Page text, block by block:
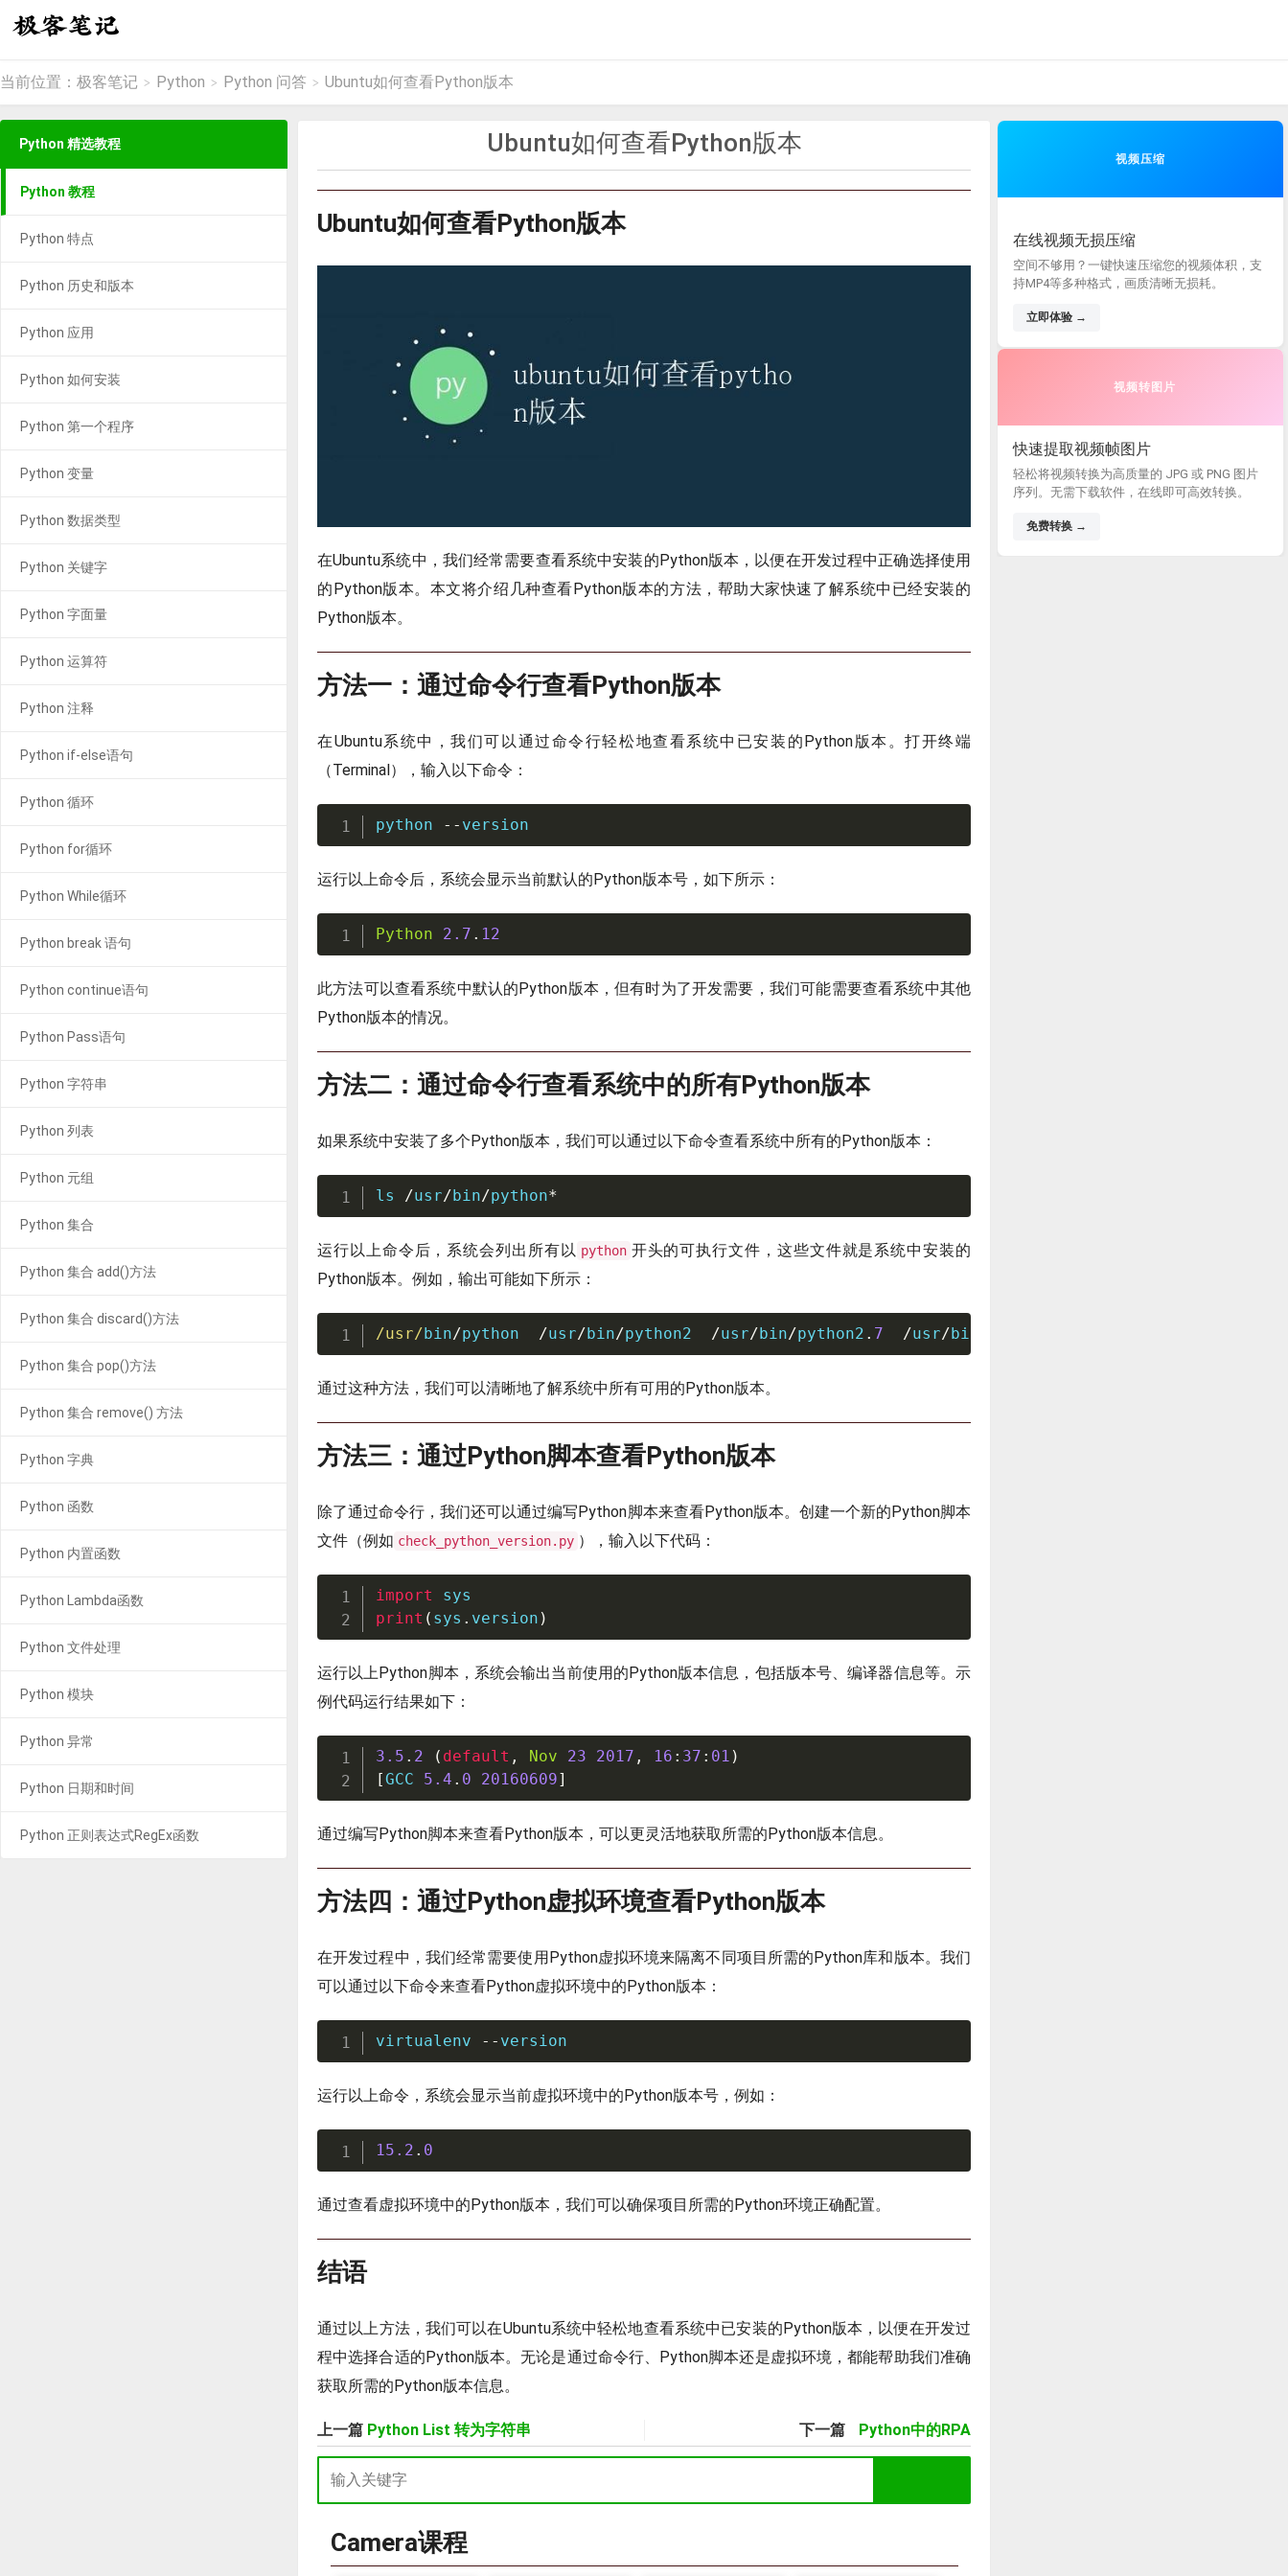
当前位置： 极客笔记 > Python > Python 问答 > Ubuntu如何查看Python版本
Ubuntu如何查看Python版本
Ubuntu如何查看Python版本
在Ubuntu系统中，我们经常需要查看系统中安装的Python版本，以便在开发过程中正确选择使用
的Python版本。本文将介绍几种查看Python版本的方法，帮助大家快速了解系统中已经安装的
Python版本。
方法一：通过命令行查看Python版本
在Ubuntu系统中，我们可以通过命令行轻松地查看系统中已安装的Python版本。打开终端
（Terminal），输入以下命令：
python -- version
运行以上命令后，系统会显示当前默认的Python版本号，如下所示：
Python 2.7 . 12
此方法可以查看系统中默认的Python版本，但有时为了开发需要，我们可能需要查看系统中其他
Python版本的情况。
方法二：通过命令行查看系统中的所有Python版本
如果系统中安装了多个Python版本，我们可以通过以下命令查看系统中所有的Python版本：
ls /usr/bin/python*
运行以上命令后，系统会列出所有以 python 开头的可执行文件，这些文件就是系统中安装的
Python版本。例如，输出可能如下所示：
/usr/bin/python /usr/bin/python2 /usr/bin/python2 . 7 /usr/bin
通过这种方法，我们可以清晰地了解系统中所有可用的Python版本。
方法三：通过Python脚本查看Python版本
除了通过命令行，我们还可以通过编写Python脚本来查看Python版本。创建一个新的Python脚本
文件（例如 check_python_version.py ），输入以下代码：
import
print ( sys . version )
运行以上Python脚本，系统会输出当前使用的Python版本信息，包括版本号、编译器信息等。示
例代码运行结果如下：
3.5 . 2 ( default , Nov 23 2017 , 16 : 37 : 01 )
[GCC 5.4 . 0 20160609]
通过编写Python脚本来查看Python版本，可以更灵活地获取所需的Python版本信息。
方法四：通过Python虚拟环境查看Python版本
在开发过程中，我们经常需要使用Python虚拟环境来隔离不同项目所需的Python库和版本。我们
可以通过以下命令来查看Python虚拟环境中的Python版本：
virtualenv -- version
运行以上命令，系统会显示当前虚拟环境中的Python版本号，例如：
15.2 . 0
通过查看虚拟环境中的Python版本，我们可以确保项目所需的Python环境正确配置。
结语
通过以上方法，我们可以在Ubuntu系统中轻松地查看系统中已安装的Python版本，以便在开发过
程中选择合适的Python版本。无论是通过命令行、Python脚本还是虚拟环境，都能帮助我们准确
获取所需的Python版本信息。
上一篇 Python List 转为字符串 下一篇 Python中的RPA
Camera课程
Python 精选教程
Python 教程
Python 特点
Python 历史和版本
Python 应用
Python 如何安装
Python 第一个程序
Python 变量
Python 数据类型
Python 关键字
Python 字面量
Python 运算符
Python 注释
Python if-else语句
Python 循环
Python for循环
Python While循环
Python break 语句
Python continue语句
Python Pass语句
Python 字符串
Python 列表
Python 元组
Python 集合
Python 集合 add()方法
Python 集合 discard()方法
Python 集合 pop()方法
Python 集合 remove() 方法
Python 字典
Python 函数
Python 内置函数
Python Lambda函数
Python 文件处理
Python 模块
Python 异常
Python 日期和时间
Python 正则表达式RegEx函数
视频压缩
在线视频无损压缩
空间不够用？一键快速压缩您的视频体积，支
持MP4等多种格式，画质清晰无损耗。
立即体验 →
视频转图片
快速提取视频帧图片
轻松将视频转换为高质量的 JPG 或 PNG 图片
序列。无需下载软件，在线即可高效转换。
免费转换 →